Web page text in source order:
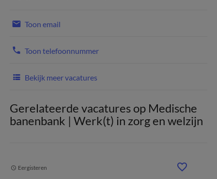
Toon email
Toon telefoonnummer
Bekijk meer vacatures
Gerelateerde vacatures op Medische
banenbank | Werk(t) in zorg en welzijn
Eergisteren